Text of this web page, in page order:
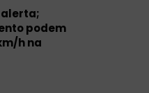
alerta;
podem
h na